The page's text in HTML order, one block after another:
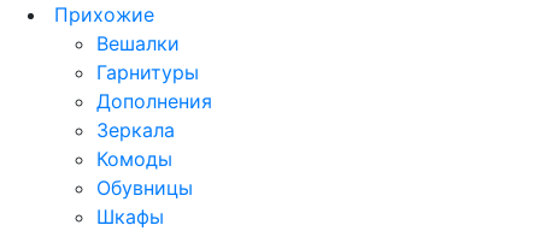
Прихожие
Вешалки
Гарнитуры
Дополнения
Зеркала
Комоды
Обувницы
Шкафы